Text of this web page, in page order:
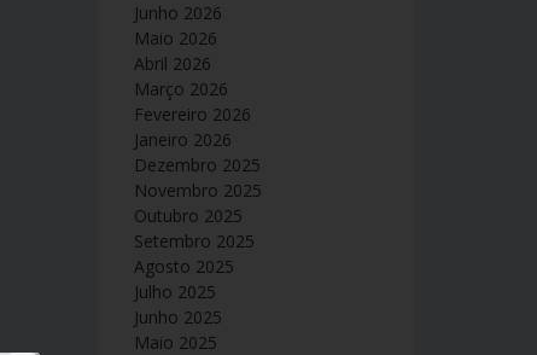
Junho 2026
Maio 2026
Abril 2026
Março 2026
Fevereiro 2026
Janeiro 2026
Dezembro 2025
Novembro 2025
Outubro 2025
Setembro 2025
Agosto 2025
Julho 2025
Junho 2025
Maio 2025